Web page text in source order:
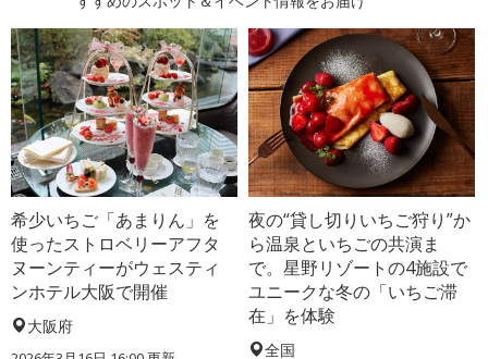
希少いちご「あまりん」を
使ったストロベリーアフタ
ヌーンティーがウェスティ
ンホテル大阪で開催
大阪府
夜の“貸し切りいちご狩り”か
ら温泉といちごの共演ま
で。星野リゾートの4施設で
ユニークな冬の「いちご滞
在」を体験
全国